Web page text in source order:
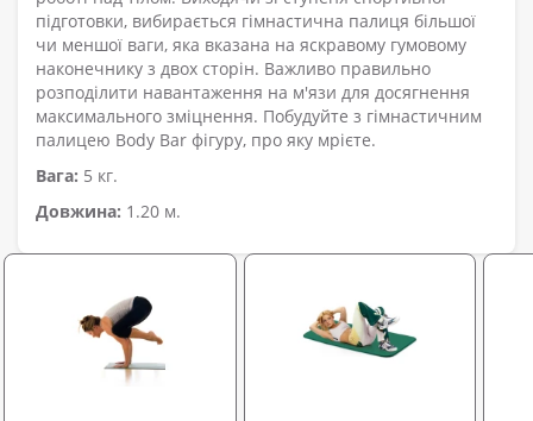
підготовки, вибирається гімнастична палиця більшої
чи меншої ваги, яка вказана на яскравому гумовому
наконечнику з двох сторін. Важливо правильно
розподілити навантаження на м'язи для досягнення
максимального зміцнення. Побудуйте з гімнастичним
палицею Body Bar фігуру, про яку мрієте.
Вага: 5 кг.
Довжина: 1.20 м.